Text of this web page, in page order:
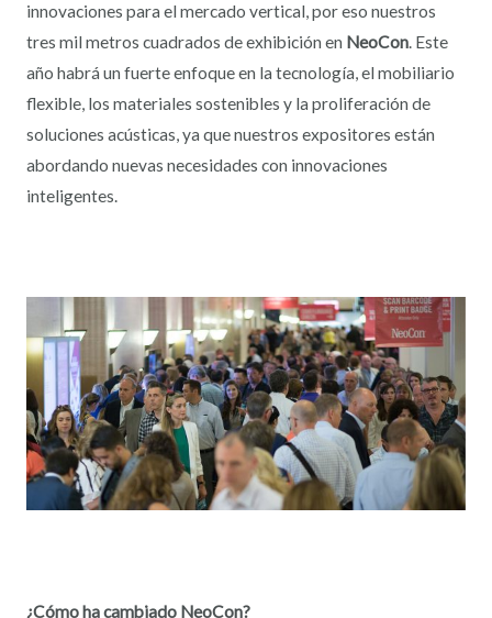
innovaciones para el mercado vertical, por eso nuestros
tres mil metros cuadrados de exhibición en NeoCon. Este
año habrá un fuerte enfoque en la tecnología, el mobiliario
flexible, los materiales sostenibles y la proliferación de
soluciones acústicas, ya que nuestros expositores están
abordando nuevas necesidades con innovaciones
inteligentes.
¿Cómo ha cambiado NeoCon?